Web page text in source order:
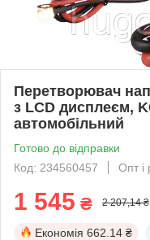
Перетворювач
з LCD дисплеєм,
автомобільний
Готово до відправки
Код: 234560457
Опт і
1 545 ₴ 2 207,14 ₴
Економія 662.14 ₴